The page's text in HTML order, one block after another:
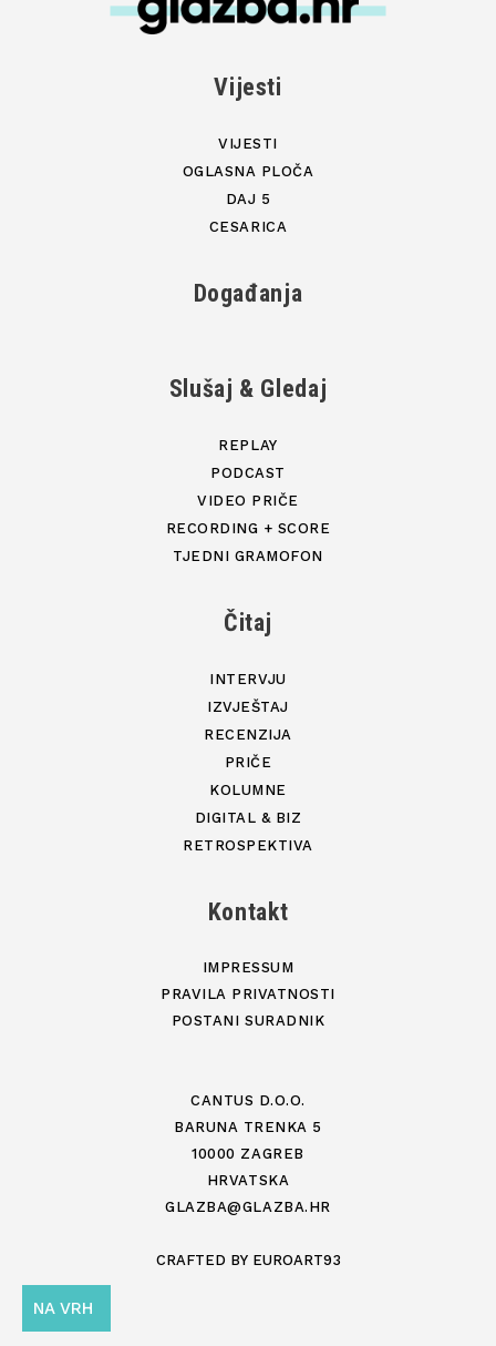
Vijesti
VIJESTI
OGLASNA PLOČA
DAJ 5
CESARICA
Događanja
Slušaj & Gledaj
REPLAY
PODCAST
VIDEO PRIČE
RECORDING + SCORE
TJEDNI GRAMOFON
Čitaj
INTERVJU
IZVJEŠTAJ
RECENZIJA
PRIČE
KOLUMNE
DIGITAL & BIZ
RETROSPEKTIVA
Kontakt
IMPRESSUM
PRAVILA PRIVATNOSTI
POSTANI SURADNIK
CANTUS D.O.O.
BARUNA TRENKA 5
10000 ZAGREB
HRVATSKA
GLAZBA@GLAZBA.HR
CRAFTED BY EUROART93
NA VRH